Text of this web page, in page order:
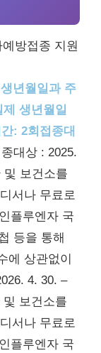
방접종 지원
년월일과 주
생년월일
: 2회접종대
대상 : 2025.
및 보건소를
서나 무료로
플루엔자 국
등을 통해
에 상관없이
4. 30. –
보건소를
서나 무료로
플루엔자 국